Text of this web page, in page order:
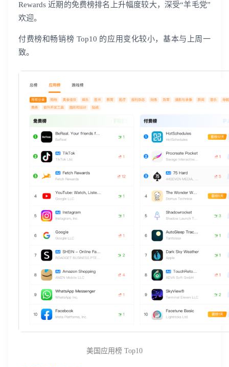
Rewards 近期的免费榜排名上升幅度较大，深受“羊毛党”
欢迎。
付费榜和畅销榜 Top10 的应用变化较小，基本与上周一
致。
美国应用榜 Top10